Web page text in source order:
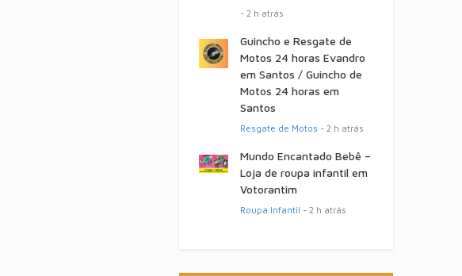
- 2 h atrás
Guincho e Resgate de
Motos 24 horas Evandro
em Santos / Guincho de
Motos 24 horas em
Santos
Resgate de Motos - 2 h atrás
Mundo Encantado Bebê –
Loja de roupa infantil em
Votorantim
Roupa Infantil - 2 h atrás